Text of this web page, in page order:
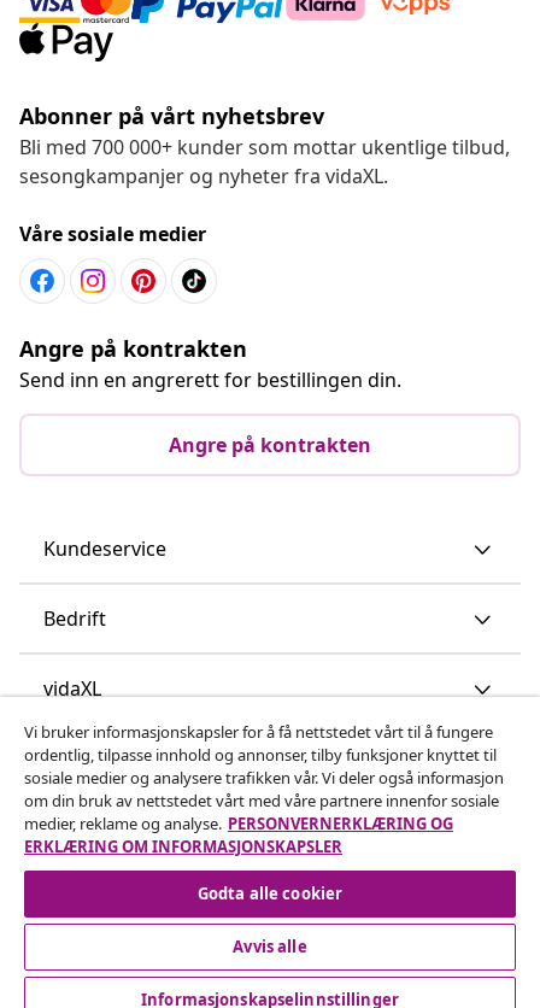
Abonner på vårt nyhetsbrev
Bli med 700 000+ kunder som mottar ukentlige tilbud,
sesongkampanjer og nyheter fra vidaXL.
Våre sosiale medier
Angre på kontrakten
Send inn en angrerett for bestillingen din.
Angre på kontrakten
Kundeservice
Bedrift
vidaXL
Oppdag mer
© 2008-2026 vidaXL www.vidaxl.no er et nettsted av vidaXL
Marketplace International B.V.
Vi bruker informasjonskapsler for å få nettstedet vårt til å fungere
ordentlig, tilpasse innhold og annonser, tilby funksjoner knyttet til
sosiale medier og analysere trafikken vår. Vi deler også informasjon
om din bruk av nettstedet vårt med våre partnere innenfor sosiale
medier, reklame og analyse. PERSONVERNERKLÆRING OG
ERKLÆRING OM INFORMASJONSKAPSLER
Godta alle cookier
Avvis alle
Informasjonskapselinnstillinger